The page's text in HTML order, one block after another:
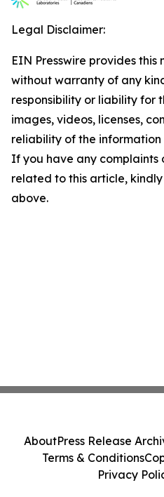
Legal Disclaimer:
EIN Presswire provides this
without warranty of any
responsibility or liability for
images, videos, licenses,
reliability of the
If you have any complaints
related to this article,
above.
AboutPress Release
Terms & Conditions
Privacy